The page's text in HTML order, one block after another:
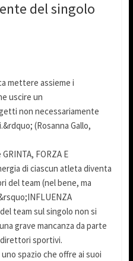
del singolo
mettere assieme i
uscire un
non necessariamente
(Rosanna Gallo,
FORZA E
di ciascun atleta diventa
del team (nel bene, ma
team sul singolo non si
grave mancanza da parte
sportivi.
spazio che offre ai suoi